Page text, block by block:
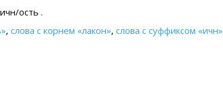
ость .
, слова с корнем «лакон», слова с суффиксом «ичн»